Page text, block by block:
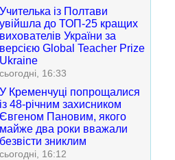
Учителька із Полтави
увійшла до ТОП-25 кращих
вихователів України за
версією Global Teacher Prize
Ukraine
сьогодні, 16:33
У Кременчуці попрощалися
із 48-річним захисником
Євгеном Пановим, якого
майже два роки вважали
безвісти зниклим
сьогодні, 16:12